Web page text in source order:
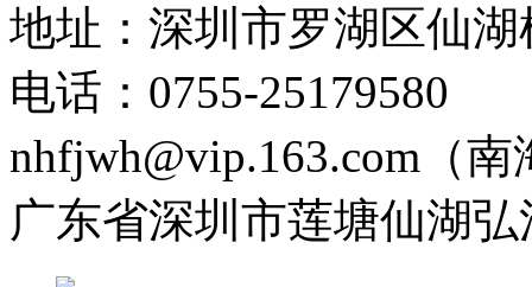
地址：深圳市罗湖区仙
电话：0755-25179580
nhfjwh@vip.163.com（南
广东省深圳市莲塘仙湖弘